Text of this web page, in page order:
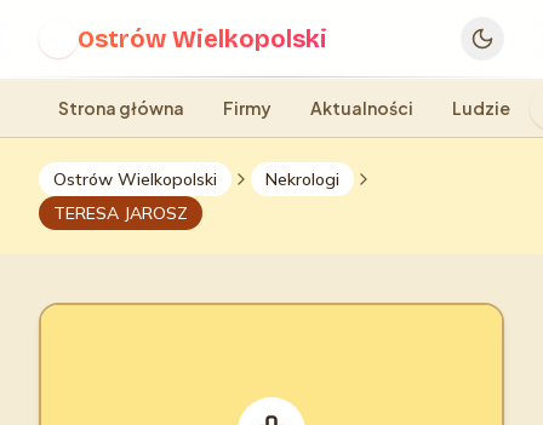
Ostrów Wielkopolski
Strona główna Firmy Aktualności Ludzie
Ostrów Wielkopolski
Nekrologi
TERESA JAROSZ